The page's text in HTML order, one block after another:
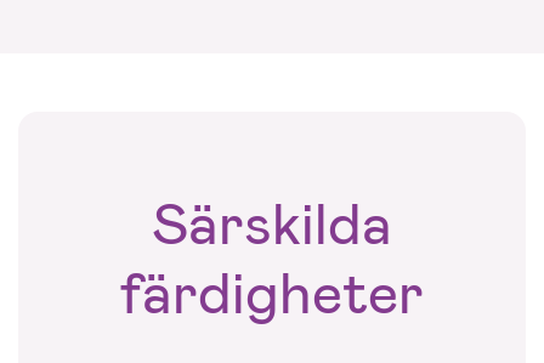
Särskilda
färdigheter